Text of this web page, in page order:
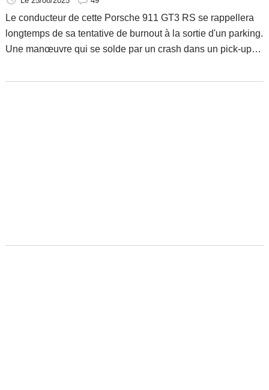
Le conducteur de cette Porsche 911 GT3 RS se rappellera
longtemps de sa tentative de burnout à la sortie d'un parking.
Une manœuvre qui se solde par un crash dans un pick-up
nombreuses supercar.